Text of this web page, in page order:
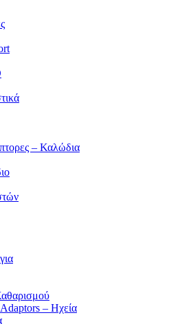
– Καλώδια
– Ηχεία